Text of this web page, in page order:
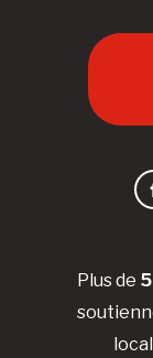
Plus de